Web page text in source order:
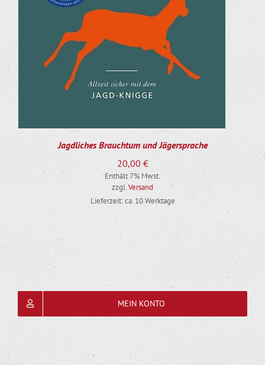
Jagdliches Brauchtum und Jägersprache
20,00 €
Enthält 7% Mwst.
zzgl.Versand
Lieferzeit: ca. 10 Werktage
MEIN KONTO